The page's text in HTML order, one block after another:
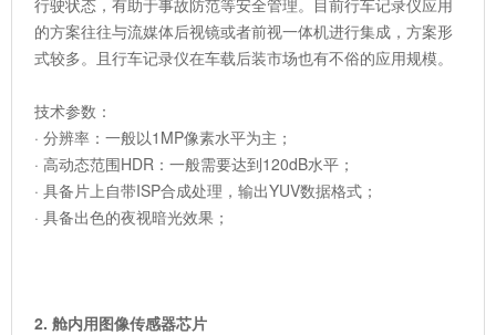
的方案往往与流媒体后视镜或者前视一体机进行集成，方案形
式较多。且行车记录仪在车载后装市场也有不俗的应用规模。
技术参数：
· 分辨率：一般以1MP像素水平为主；
· 高动态范围HDR：一般需要达到120dB水平；
· 具备片上自带ISP合成处理，输出YUV数据格式；
· 具备出色的夜视暗光效果；
2. 舱内用图像传感器芯片